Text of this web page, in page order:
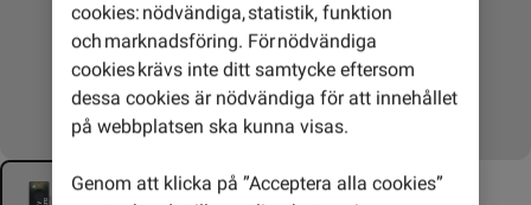
cookies: nödvändiga, statistik, funktion
och marknadsföring. För nödvändiga
cookies krävs inte ditt samtycke eftersom
dessa cookies är nödvändiga för att innehållet
på webbplatsen ska kunna visas.
Genom att klicka på ”Acceptera alla cookies”